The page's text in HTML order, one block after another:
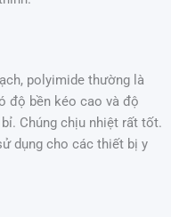
polyimide thường là
độ bền kéo cao và độ
Chúng chịu nhiệt rất tốt.
dụng cho các thiết bị y